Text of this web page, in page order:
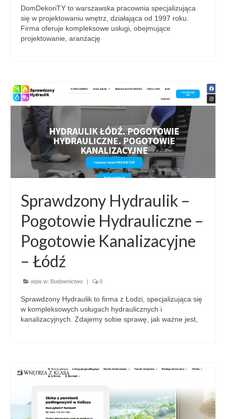
DomDekoriTY to warszawska pracownia specjalizująca
się w projektowaniu wnętrz, działająca od 1997 roku.
Firma oferuje kompleksowe usługi, obejmujące
projektowanie, aranżację
Sprawdzony Hydraulik –
Pogotowie Hydrauliczne –
Pogotowie Kanalizacyjne
– Łódź
wpis w: Budownictwo | 0
Sprawdzony Hydraulik to firma z Łodzi, specjalizująca się
w kompleksowych usługach hydraulicznych i
kanalizacyjnych. Zdajemy sobie sprawę, jak ważne jest,